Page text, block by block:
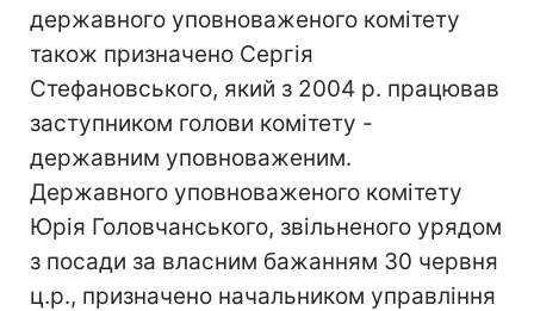
державного уповноваженого комітету
також призначено Сергія
Стефановського, який з 2004 р. працював
заступником голови комітету -
державним уповноваженим.
Державного уповноваженого комітету
Юрія Головчанського, звільненого урядом
з посади за власним бажанням 30 червня
ц.р., призначено начальником управління